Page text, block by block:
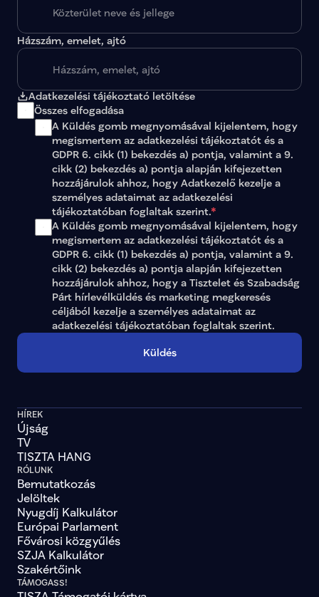
Házszám, emelet, ajtó
Adatkezelési tájékoztató letöltése
Összes elfogadása
A Küldés gomb megnyomásával kijelentem, hogy
megismertem az adatkezelési tájékoztatót és a
GDPR 6. cikk (1) bekezdés a) pontja, valamint a 9.
cikk (2) bekezdés a) pontja alapján kifejezetten
hozzájárulok ahhoz, hogy Adatkezelő kezelje a
személyes adataimat az adatkezelési
tájékoztatóban foglaltak szerint.*
A Küldés gomb megnyomásával kijelentem, hogy
megismertem az adatkezelési tájékoztatót és a
GDPR 6. cikk (1) bekezdés a) pontja, valamint a 9.
cikk (2) bekezdés a) pontja alapján kifejezetten
hozzájárulok ahhoz, hogy a Tisztelet és Szabadság
Párt hírlevélküldés és marketing megkeresés
adatkezelési tájékoztatóban foglaltak szerint.
Küldés
HÍREK
Újság
TV
TISZTA HANG
RÓLUNK
Bemutatkozás
Jelöltek
Nyugdíj Kalkulátor
Európai Parlament
Fővárosi közgyűlés
SZJA Kalkulátor
Szakértőink
TÁMOGASS!